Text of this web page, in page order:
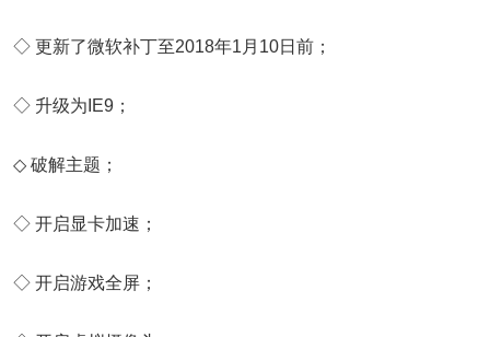
◇ 更新了微软补丁至2018年1月10日前；
◇ 升级为IE9；
◇ 破解主题；
◇ 开启显卡加速；
◇ 开启游戏全屏；